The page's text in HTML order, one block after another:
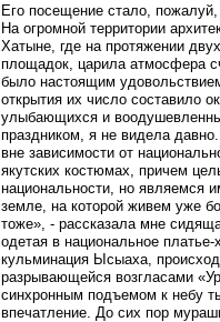
Его посещение стало,
На огромной территории
Хатыне, где на протяжении
площадок, царила атмосфера
было настоящим
открытия их число составило
улыбающихся и
праздником, я не видела
вне зависимости от
якутских костюмах, причем
национальности, но являемся
земле, на которой живем уже
тоже», - рассказала мне
одетая в национальное
кульминация Ысыаха,
разрывающейся возгласами
синхронным подъемом к небу
впечатление. До сих пор